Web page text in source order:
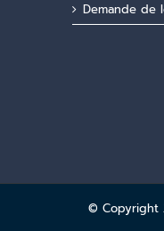
Demande de
© Copyright